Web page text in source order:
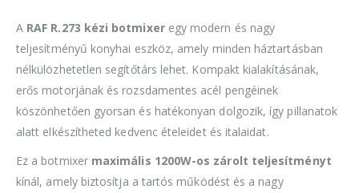
A RAF R.273 kézi botmixeregy modern és nagy
teljesítményű konyhai eszköz, amely minden háztartásban
nélkülözhetetlen segítőtárs lehet. Kompakt kialakításának,
erős motorjának és rozsdamentes acél pengéinek
köszönhetően gyorsan és hatékonyan dolgozik, így pillanatok
alatt elkészítheted kedvenc ételeidet és italaidat.
Ez a botmixer maximális 1200W-os zárolt teljesítményt
kínál, amely biztosítja a tartós működést és a nagy